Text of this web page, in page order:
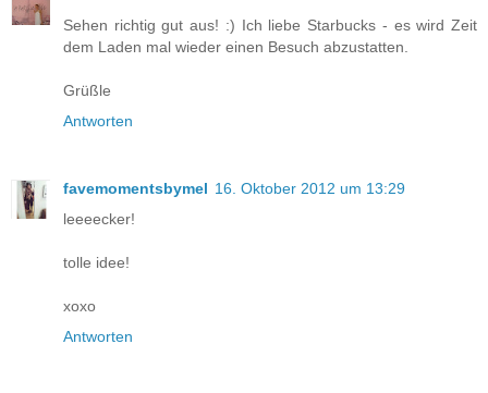
Sehen richtig gut aus! :) Ich liebe Starbucks - es wird Zeit
dem Laden mal wieder einen Besuch abzustatten.
Grüßle
Antworten
favemomentsbymel 16. Oktober 2012 um 13:29
leeeecker!
tolle idee!
xoxo
Antworten